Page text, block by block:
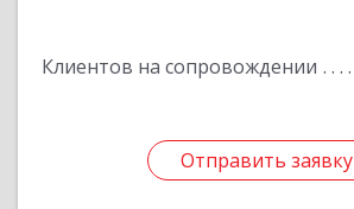
Клиентов на сопровождении
Отправить заявку
Отправить заявку